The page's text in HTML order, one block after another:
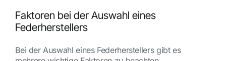
Faktoren bei der Auswahl eines
Federherstellers
Bei der Auswahl eines Federherstellers gibt es